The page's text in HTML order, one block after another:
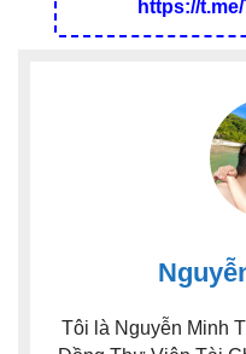
https://
Tôi là Nguyễn Minh